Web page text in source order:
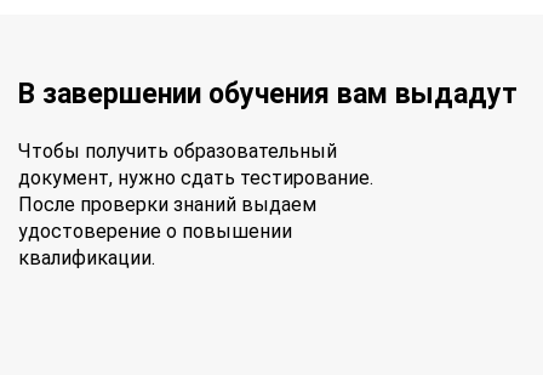
В завершении обучения вам выдадут
Чтобы получить образовательный
документ, нужно сдать тестирование.
После проверки знаний выдаем
удостоверение о повышении
квалификации.